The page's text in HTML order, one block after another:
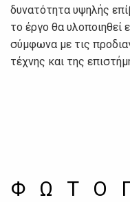
δυνατότητα υψηλής
το έργο θα υλοποιηθεί
σύμφωνα με τις
τέχνης και της